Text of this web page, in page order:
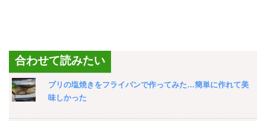
合わせて読みたい
ブリの塩焼きをフライパンで作ってみた…簡単に作れて美
味しかった